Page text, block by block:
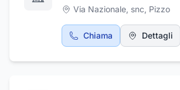
Via Nazionale, snc, Pizzo
Chiama Dettagli